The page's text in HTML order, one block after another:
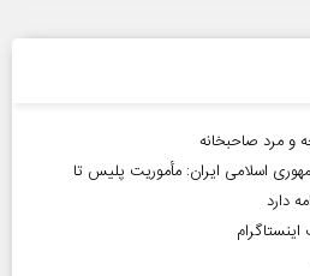
و مرد صاحبخانه
اسلامی ایران­: مأموریت پلیس تا
دارد